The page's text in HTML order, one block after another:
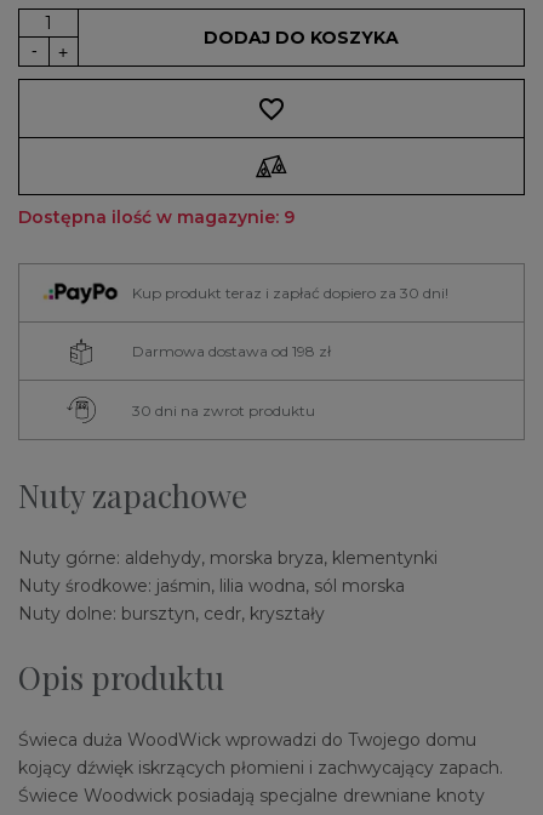
DODAJ DO KOSZYKA
favorite_border
Dostępna ilość w magazynie: 9
Kup produkt teraz i zapłać dopiero za 30 dni!
Darmowa dostawa od 198 zł
30 dni na zwrot produktu
Nuty zapachowe
Nuty górne: aldehydy, morska bryza, klementynki
Nuty środkowe: jaśmin, lilia wodna, sól morska
Nuty dolne: bursztyn, cedr, kryształy
Opis produktu
Świeca duża WoodWick wprowadzi do Twojego domu
kojący dźwięk iskrzących płomieni i zachwycający zapach.
Świece Woodwick posiadają specjalne drewniane knoty